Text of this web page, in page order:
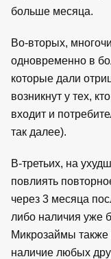
больше месяца.
Во-вторых,
одновременно в
которые дали
возникнут у тех,
входит и
так далее).
В-третьих, на
повлиять
через 3 месяца
либо наличия уже
Микрозаймы также
наличие любых